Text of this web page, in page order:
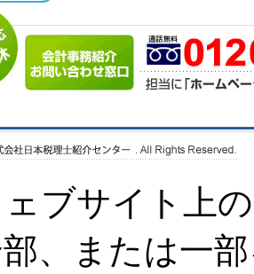
ブサイト上
、または一